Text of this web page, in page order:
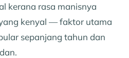
kerana rasa manisnya
kenyal — faktor utama
sepanjang tahun dan